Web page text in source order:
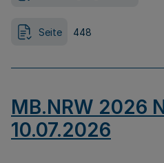
Seite 448
MB.NRW 2026
10.07.2026